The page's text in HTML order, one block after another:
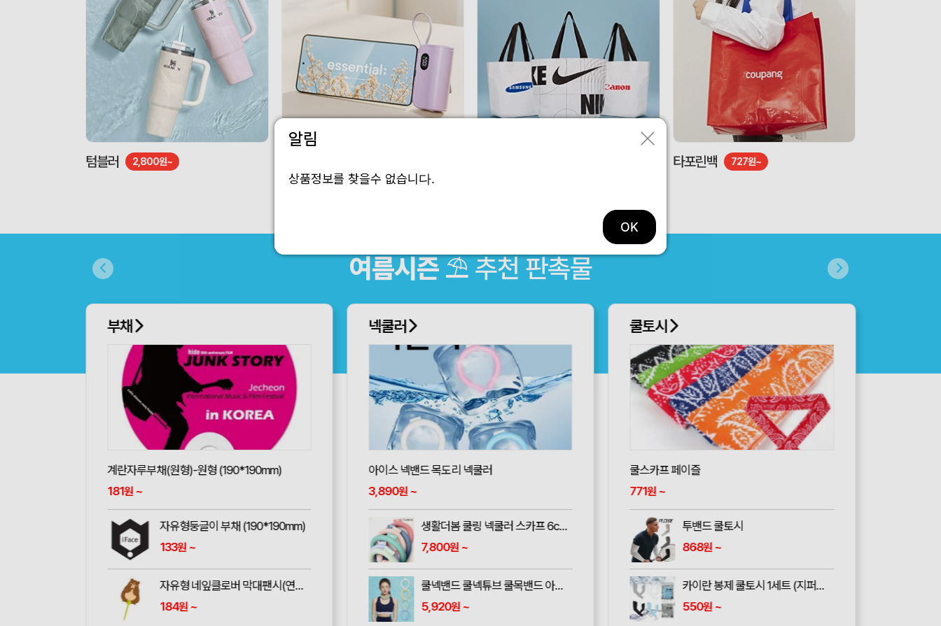
텀블러 2,800원~ 타포린백 727원~
여름시즌⛱ 추천 판촉물
부채
계란자루부채(원형)-원형 (190*190mm)
181원~
자유형둥글이 부채 (190*190mm)
133원~
자유형 네잎클로버 막대팬시(연두) 부채 (190파이)
184원~
넥쿨러
아이스 넥밴드 목도리 넥쿨러
3,890원~
생활더봄 쿨링 넥쿨러 스카프 6color
7,800원~
쿨넥밴드 쿨넥튜브 쿨목밴드 아이스 넥밴드 넥쿨러 아이스쿨링
5,920원~
쿨토시
쿨스카프 페이즐
771원~
투밴드 쿨토시
868원~
카이란 봉제 쿨토시 1세트 (지퍼백 포함)
550원~
알림
상품정보를 찾을수 없습니다.
OK